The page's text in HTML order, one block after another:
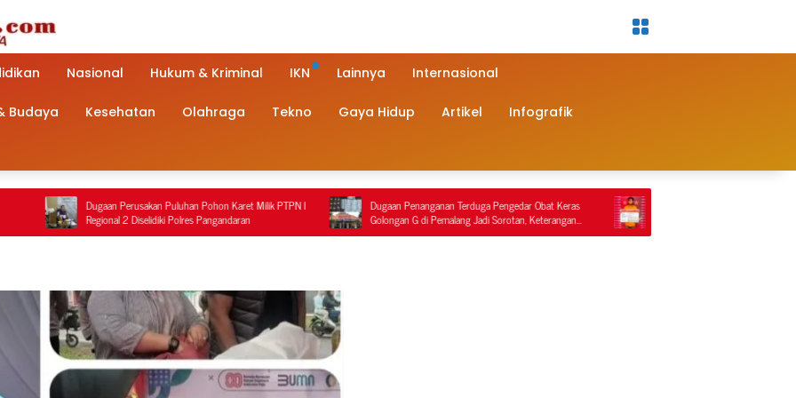
Nasional Hukum & Kriminal IKN Lainnya Internasional
Budaya Kesehatan Olahraga Tekno Gaya Hidup Artikel Infografik
Dugaan Perusakan Puluhan Pohon Karet Milik PTPN I
Regional 2 Diselidiki Polres Pangandaran
Dugaan Penanganan Terduga Pengedar Obat Keras
Golongan G di Pemalang Jadi Sorotan, Keterangan
Polisi Berbeda dengan Rekaman Video
Sat Reskrim Polres Nagan Raya Kembali Lakukan
Penindakan Penyalahgunaan BBM Bersubsidi, Tiga
Tersangka Ditahan.